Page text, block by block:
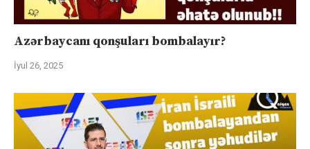
Azərbaycanı qonşuları bombalayır?
İyul 26, 2025